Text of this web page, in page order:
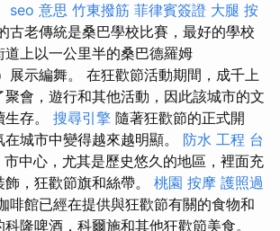
seo 意思 竹東撥筋 菲律賓簽證 大腿 按
古老傳統是桑巴學校比賽，最好的學校
上以一公里半的桑巴德羅姆
展示編舞。 在狂歡節活動期間，成千上
會，遊行和其他活動，因此該城市的文
存。 搜尋引擎 隨著狂歡節的正式開
城市中變得越來越明顯。 防水 工程 台
市中心，尤其是歷史悠久的地區，裡面充
，狂歡節旗和絲帶。 桃園 按摩 護照過
啡館已經在提供與狂歡節有關的食物和
隆啤酒，科爾施和其他狂歡節美食。